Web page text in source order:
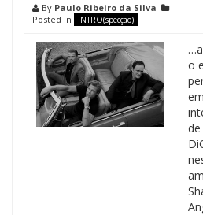
By Paulo Ribeiro da Silva
Posted in
INTRO(specção)
o